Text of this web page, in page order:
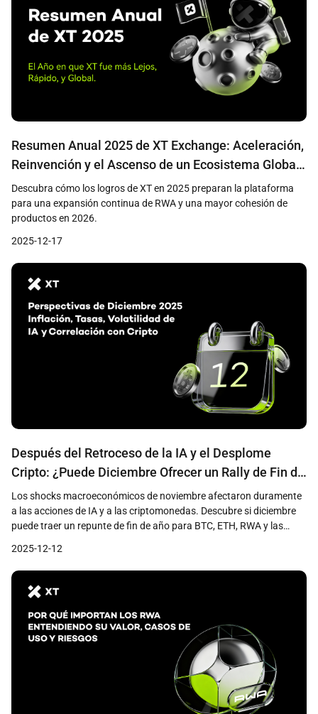
Resumen Anual 2025 de XT Exchange: Aceleración,
Reinvención y el Ascenso de un Ecosistema Global
Unificado
Descubra cómo los logros de XT en 2025 preparan la plataforma
para una expansión continua de RWA y una mayor cohesión de
productos en 2026.
2025-12-17
Después del Retroceso de la IA y el Desplome
Cripto: ¿Puede Diciembre Ofrecer un Rally de Fin de
Año?
Los shocks macroeconómicos de noviembre afectaron duramente
a las acciones de IA y a las criptomonedas. Descubre si diciembre
puede traer un repunte de fin de año para BTC, ETH, RWA y las
2025-12-12